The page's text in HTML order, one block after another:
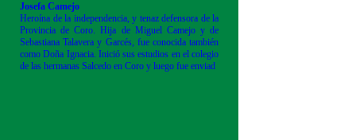
Josefa Camejo
Heroína de la independencia, y tenaz defensora de la
Provincia de Coro. Hija de Miguel Camejo y de
Sebastiana Talavera y Garcés, fue conocida también
como Doña Ignacia. Inició sus estudios en el colegio
de las hermanas Salcedo en Coro y luego fue enviad